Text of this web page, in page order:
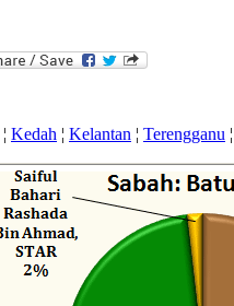
¦ Kedah ¦ Kelantan ¦ Terengganu ¦